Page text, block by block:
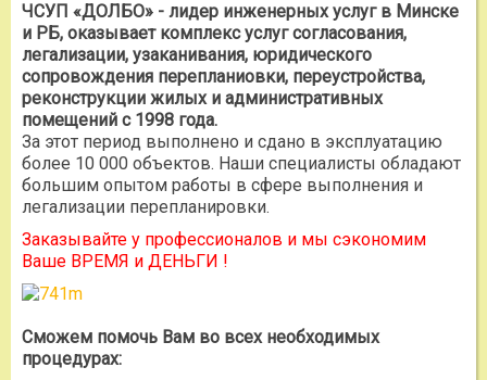
ЧСУП «ДОЛБО» - лидер инженерных услуг в Минске
и РБ, оказывает комплекс услуг согласования,
легализации, узаканивания, юридического
сопровождения перепланиовки, переустройства,
реконструкции жилых и административных
помещений с 1998 года.
За этот период выполнено и сдано в эксплуатацию
более 10 000 объектов. Наши специалисты обладают
большим опытом работы в сфере выполнения и
легализации перепланировки.
Заказывайте у профессионалов и мы сэкономим
Ваше ВРЕМЯ и ДЕНЬГИ !
Сможем помочь Вам во всех необходимых
процедурах: